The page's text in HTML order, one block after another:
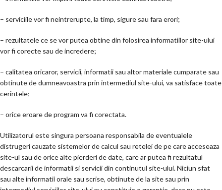
– serviciile vor fi neintrerupte, la timp, sigure sau fara erori;
– rezultatele ce se vor putea obtine din folosirea informatiilor site-ului
vor fi corecte sau de incredere;
– calitatea oricaror, servicii, informatii sau altor materiale cumparate sau
obtinute de dumneavoastra prin intermediul site-ului, va satisface toate
cerintele;
– orice eroare de program va fi corectata.
Utilizatorul este singura persoana responsabila de eventualele
distrugeri cauzate sistemelor de calcul sau retelei de pe care acceseaza
site-ul sau de orice alte pierderi de date, care ar putea fi rezultatul
descarcarii de informatii si servicii din continutul site-ului. Niciun sfat
sau alte informatii orale sau scrise, obtinute de la site sau prin